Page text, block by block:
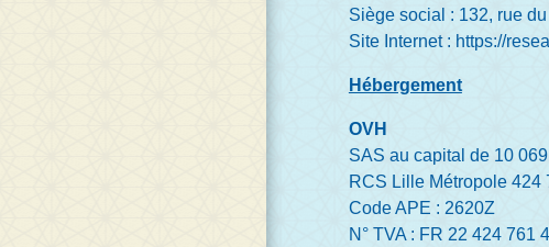
Siège social : 132, rue
Site Internet : https://
Hébergement
OVH
SAS au capital de 10
RCS Lille Métropole 424
Code APE : 2620Z
N° TVA : FR 22 424 761